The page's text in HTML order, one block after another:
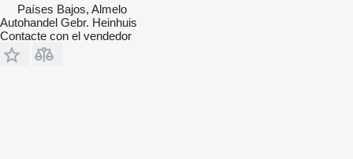
Países Bajos, Almelo
Autohandel Gebr. Heinhuis
Contacte con el vendedor